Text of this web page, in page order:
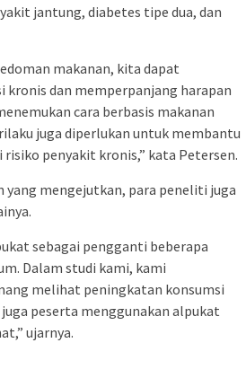
jantung, diabetes tipe dua, dan
makanan, kita dapat
dan memperpanjang harapan
cara berbasis makanan
juga diperlukan untuk membantu
penyakit kronis,” kata Petersen.
mengejutkan, para peneliti juga
sebagai pengganti beberapa
Dalam studi kami, kami
melihat peningkatan konsumsi
peserta menggunakan alpukat
ujarnya.